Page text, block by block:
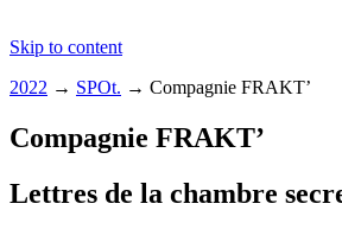
Skip to content
2022 → SPOt. → Compagnie FRAKT’
Compagnie FRAKT’
Lettres de la chambre